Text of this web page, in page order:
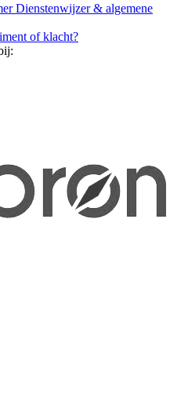
Dienstenwijzer & algemene
of klacht?